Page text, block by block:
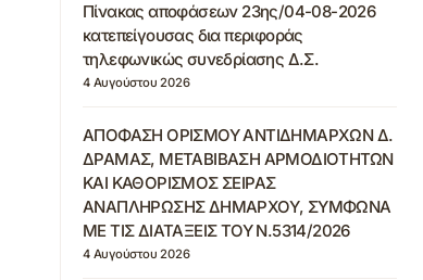
Πίνακας αποφάσεων 23ης/04-08-2026
κατεπείγουσας δια περιφοράς
τηλεφωνικώς συνεδρίασης Δ.Σ.
4 Αυγούστου 2026
ΑΠΟΦΑΣΗ ΟΡΙΣΜΟΥ ΑΝΤΙΔΗΜΑΡΧΩΝ Δ.
ΔΡΑΜΑΣ, ΜΕΤΑΒΙΒΑΣΗ ΑΡΜΟΔΙΟΤΗΤΩΝ
ΚΑΙ ΚΑΘΟΡΙΣΜΟΣ ΣΕΙΡΑΣ
ΑΝΑΠΛΗΡΩΣΗΣ ΔΗΜΑΡΧΟΥ, ΣΥΜΦΩΝΑ
ΜΕ ΤΙΣ ΔΙΑΤΑΞΕΙΣ ΤΟΥ Ν.5314/2026
4 Αυγούστου 2026